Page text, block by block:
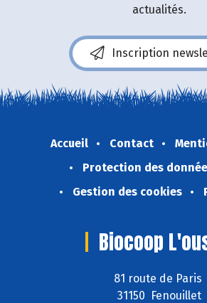
actualités.
Inscription
Accueil Contact
Protection des
Gestion des cookies
Biocoop
81 route de Paris
31150 Fenouillet